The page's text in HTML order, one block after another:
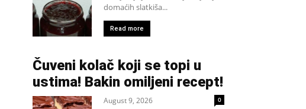
domaćih slatkiša...
Read more
Čuveni kolač koji se topi u
ustima! Bakin omiljeni recept!
August 9, 2026 0